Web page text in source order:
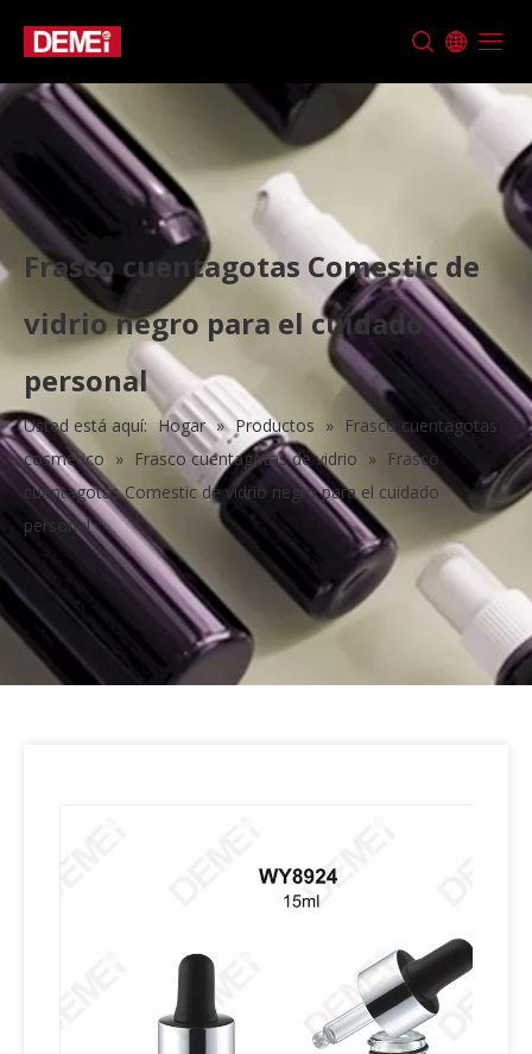
Frasco cuentagotas Comestic de
vidrio negro para el cuidado
personal
Usted está aquí: Hogar » Productos » Frasco cuentagotas
cosmético » Frasco cuentagotas de vidrio »
Frasco
cuentagotas Comestic de vidrio negro para el cuidado
personal